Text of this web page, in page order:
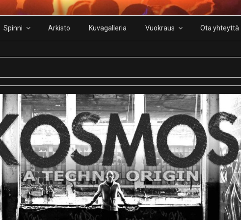
Spinni Arkisto Kuvagalleria Vuokraus Ota yhteyttä